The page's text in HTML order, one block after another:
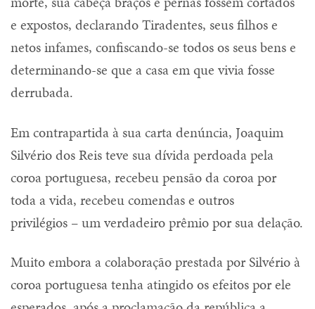
e expostos, declarando Tiradentes, seus filhos e
netos infames, confiscando-se todos os seus bens e
determinando-se que a casa em que vivia fosse
derrubada.
Em contrapartida à sua carta denúncia, Joaquim
Silvério dos Reis teve sua dívida perdoada pela
coroa portuguesa, recebeu pensão da coroa por
toda a vida, recebeu comendas e outros
privilégios – um verdadeiro prêmio por sua delação.
Muito embora a colaboração prestada por Silvério à
coroa portuguesa tenha atingido os efeitos por ele